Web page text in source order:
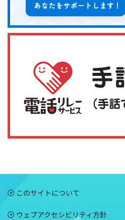
このサイトについて
ウェブアクセシビリティ方針